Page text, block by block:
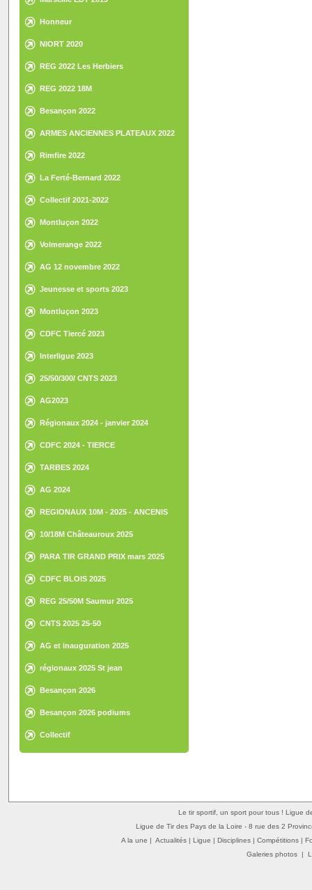
Honneur
NIORT 2020
REG 2022 Les Herbiers
REG 2022 18M
Besançon 2022
ARMES ANCIENNES PLATEAUX 2022
Rimfire 2022
La Ferté-Bernard 2022
Collectif 2021-2022
Montluçon 2022
Volmerange 2022
AG 12 novembre 2022
Jeunesse et sports 2023
Montluçon 2023
CDFC Tiercé 2023
Interligue 2023
25/50/300/ CNTS 2023
AG2023
Régionaux 2024 - janvier 2024
CDFC 2024 - TIERCE
TARBES 2024
AG 2024
REGIONAUX 10M - 2025 - ANCENIS
10/18M Châteauroux 2025
PARA TIR GRAND PRIX mars 2025
CDFC BLOIS 2025
REG 25/50M Saumur 2025
CNTS 2025 25-50
AG et inauguration 2025
régionaux 2025 St jean
Besançon 2026
Besançon 2026 podiums
Collectif
Le tir sportif, un sport pour tous ! Ligue
Ligue de Tir des Pays de la Loire - 8 rue des 2
A la une | Actualités | Ligue | Disciplines | Compétitions |
Galeries photos|